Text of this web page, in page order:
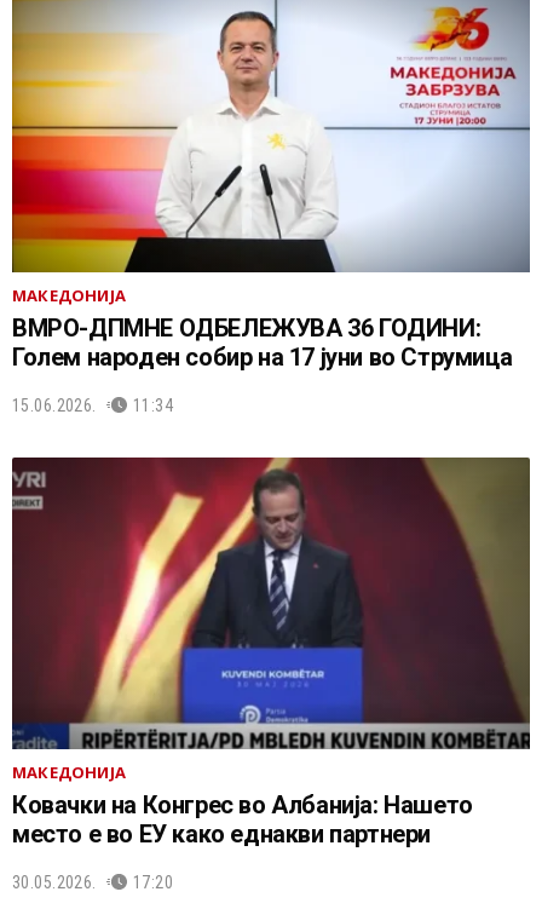
МАКЕДОНИЈА
ВМРО-ДПМНЕ ОДБЕЛЕЖУВА 36 ГОДИНИ:
Голем народен собир на 17 јуни во Струмица
15.06.2026. 11:34
МАКЕДОНИЈА
Ковачки на Конгрес во Албанија: Нашето
место е во ЕУ како еднакви партнери
30.05.2026. 17:20